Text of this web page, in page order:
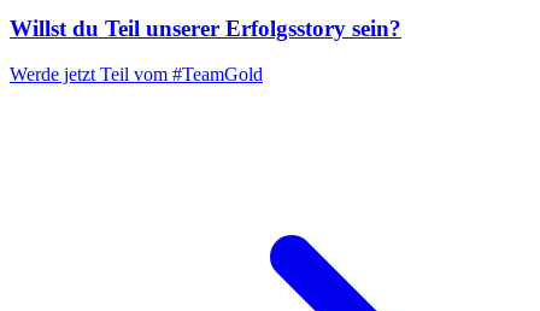
Willst du Teil unserer Erfolgsstory sein?
Werde jetzt Teil vom #TeamGold